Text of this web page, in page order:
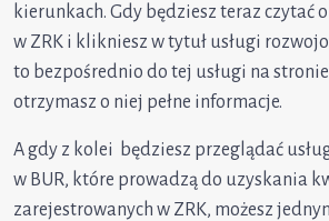
kierunkach. Gdy będziesz teraz czytać
w ZRK i klikniesz w tytuł usługi
to bezpośrednio do tej usługi na stronie
otrzymasz o niej pełne informacje.
A gdy z kolei będziesz przeglądać
w BUR, które prowadzą do uzyskania
zarejestrowanych w ZRK, możesz